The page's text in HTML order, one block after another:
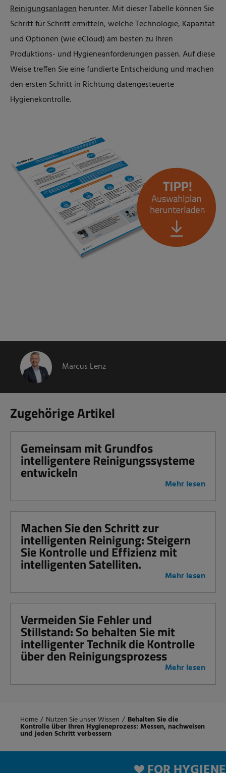
Reinigungsanlagenherunter. Mit dieser Tabelle können Sie
Schritt für Schritt ermitteln, welche Technologie, Kapazität
und Optionen (wie eCloud) am besten zu Ihren
Produktions- und Hygieneanforderungen passen. Auf diese
Weise treffen Sie eine fundierte Entscheidung und machen
den ersten Schritt in Richtung datengesteuerte
Hygienekontrolle.
Marcus Lenz
Zugehörige Artikel
Gemeinsam mit Grundfos
intelligentere Reinigungssysteme
entwickeln
Mehr lesen
Machen Sie den Schritt zur
intelligenten Reinigung: Steigern
Sie Kontrolle und Effizienz mit
intelligenten Satelliten.
Mehr lesen
Vermeiden Sie Fehler und
Stillstand: So behalten Sie mit
intelligenter Technik die Kontrolle
über den Reinigungsprozess
Mehr lesen
Home / Nutzen Sie unser Wissen / Behalten Sie die
Kontrolle über Ihren Hygieneprozess: Messen, nachweisen
und jeden Schritt verbessern